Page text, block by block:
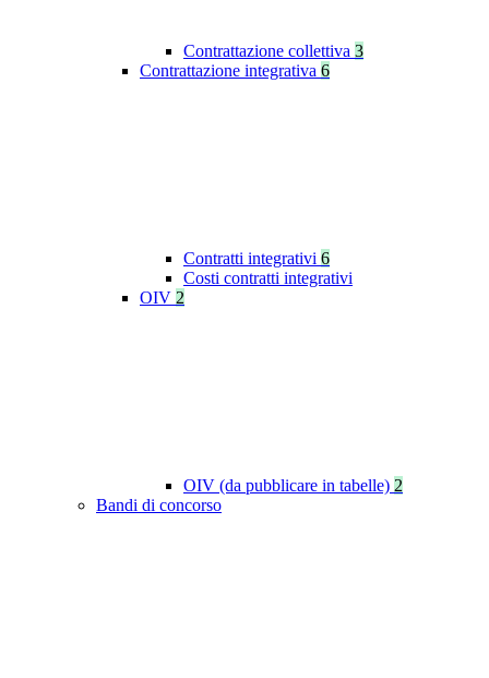
Contrattazione collettiva 3
Contrattazione integrativa 6
Contratti integrativi 6
Costi contratti integrativi
OIV 2
OIV (da pubblicare in tabelle) 2
Bandi di concorso